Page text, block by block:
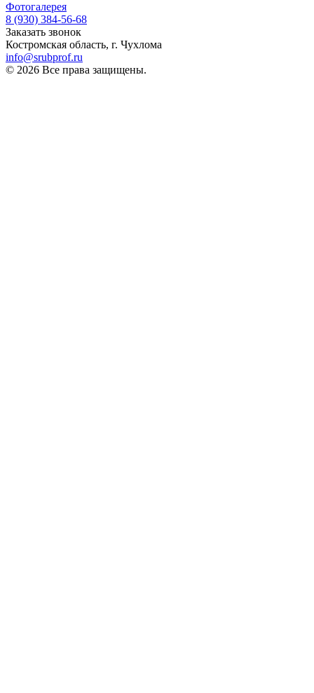
Фотогалерея
8 (930) 384-56-68
Заказать звонок
Костромская область, г. Чухлома
info@srubprof.ru
© 2026 Все права защищены.